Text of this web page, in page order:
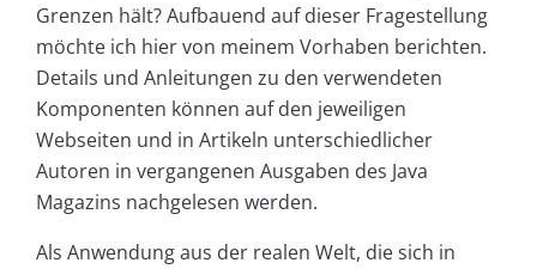
Grenzen hält? Aufbauend auf dieser Fragestellung
möchte ich hier von meinem Vorhaben berichten.
Details und Anleitungen zu den verwendeten
Komponenten können auf den jeweiligen
Webseiten und in Artikeln unterschiedlicher
Autoren in vergangenen Ausgaben des Java
Magazins nachgelesen werden.
Als Anwendung aus der realen Welt, die sich in